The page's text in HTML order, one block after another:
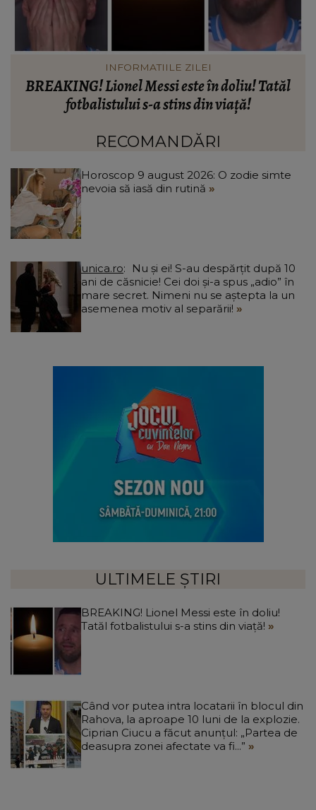
INFORMATIILE ZILEI
BREAKING! Lionel Messi este în doliu! Tatăl
fotbalistului s-a stins din viață!
RECOMANDĂRI
Horoscop 9 august 2026: O zodie simte
nevoia să iasă din rutină
unica.ro
ani de căsnicie! Cei doi și-a spus „adio” în
mare secret. Nimeni nu se aștepta la un
asemenea motiv al separării!
ULTIMELE ȘTIRI
BREAKING! Lionel Messi este în doliu!
Tatăl fotbalistului s-a stins din viață!
Când vor putea intra locatarii în blocul din
Rahova, la aproape 10 luni de la explozie.
Ciprian Ciucu a făcut anunțul: „Partea de
deasupra zonei afectate va fi...”